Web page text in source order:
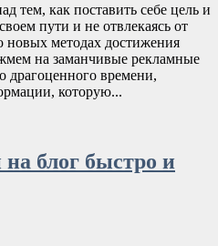
тем, как поставить себе цель и
пути и не отвлекаясь от
методах достижения
на заманчивые рекламные
драгоценного времени,
которую...
блог быстро и